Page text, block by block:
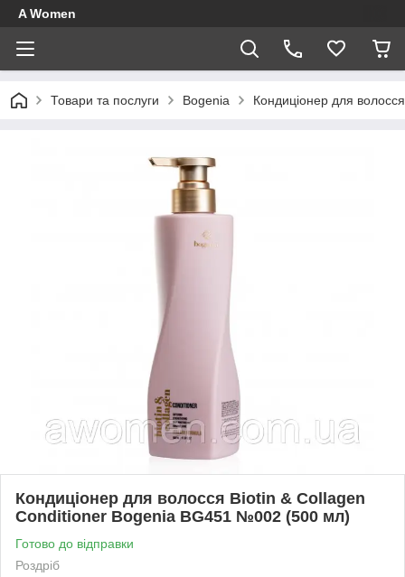
A Women
Товари та послуги Bogenia Кондиціонер для
Кондиціонер для волосся Biotin & Collagen
Conditioner Bogenia BG451 №002 (500 мл)
Готово до відправки
Роздріб